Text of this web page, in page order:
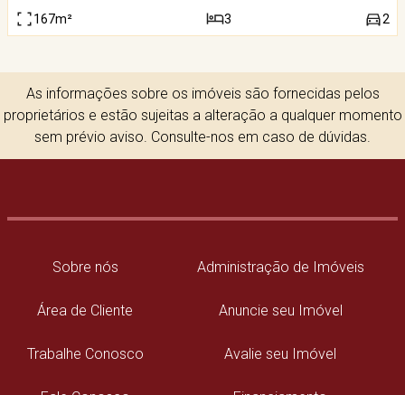
167m² 3 2
As informações sobre os imóveis são fornecidas pelos
proprietários e estão sujeitas a alteração a qualquer momento
sem prévio aviso. Consulte-nos em caso de dúvidas.
Sobre nós
Área de Cliente
Trabalhe Conosco
Administração de Imóveis
Anuncie seu Imóvel
Avalie seu Imóvel